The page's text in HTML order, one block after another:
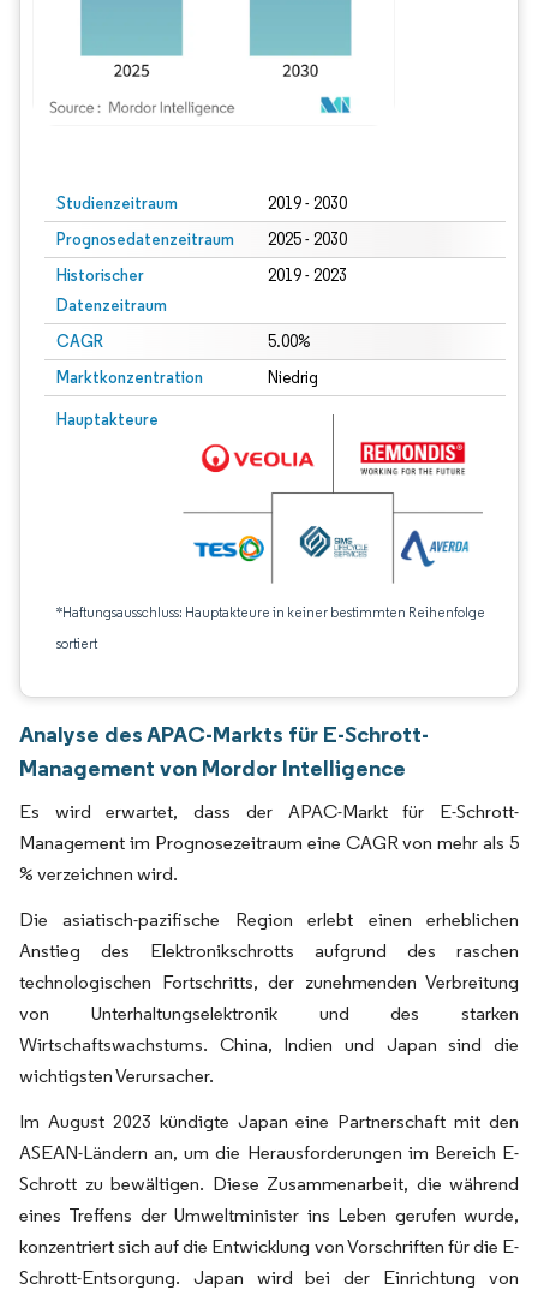
Studienzeitraum 2019 - 2030
Prognosedatenzeitraum 2025 - 2030
Historischer
Datenzeitraum
2019 - 2023
CAGR 5.00%
Marktkonzentration Niedrig
Hauptakteure
*Haftungsausschluss: Hauptakteure in keiner bestimmten Reihenfolge
sortiert
Analyse des APAC-Markts für E-Schrott-
Management von Mordor Intelligence
Es wird erwartet, dass der APAC-Markt für E-Schrott-
Management im Prognosezeitraum eine CAGR von mehr als 5
% verzeichnen wird.
Die asiatisch-pazifische Region erlebt einen erheblichen
Anstieg des Elektronikschrotts aufgrund des raschen
technologischen Fortschritts, der zunehmenden Verbreitung
von Unterhaltungselektronik und des starken
Wirtschaftswachstums. China, Indien und Japan sind die
wichtigsten Verursacher.
Im August 2023 kündigte Japan eine Partnerschaft mit den
ASEAN-Ländern an, um die Herausforderungen im Bereich E-
Schrott zu bewältigen. Diese Zusammenarbeit, die während
eines Treffens der Umweltminister ins Leben gerufen wurde,
konzentriert sich auf die Entwicklung von Vorschriften für die E-
Schrott-Entsorgung. Japan wird bei der Einrichtung von